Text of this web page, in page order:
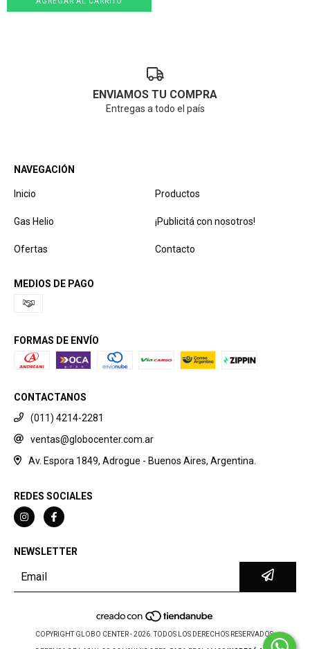
ENVIAMOS TU COMPRA
Entregas a todo el país
NAVEGACIÓN
Inicio Productos
Gas Helio ¡Publicitá con nosotros!
Ofertas Contacto
MEDIOS DE PAGO
FORMAS DE ENVÍO
CONTACTANOS
(011) 4214-2281
ventas@globocenter.com.ar
Av. Espora 1849, Adrogue - Buenos Aires, Argentina.
REDES SOCIALES
NEWSLETTER
COPYRIGHT GLOBO CENTER - 2026. TODOS LOS DERECHOS RESERVADOS.